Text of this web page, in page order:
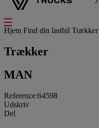
Hjem Find din lastbil Trækker
Trækker
MAN
Reference:64598
Udskriv
Del